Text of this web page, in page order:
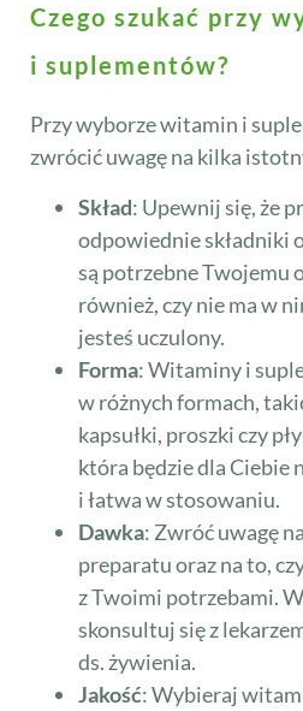
Czego szukać przy
i suplementów?
Przy wyborze witamin i
zwrócić uwagę na kilka
Skład: Upewnij się, że
odpowiednie składniki
są potrzebne Twojemu
również, czy nie ma w
jesteś uczulony.
Forma: Witaminy i
w różnych formach,
kapsułki, proszki czy
która będzie dla Ciebie
i łatwa w stosowaniu.
Dawka: Zwróć uwagę
preparatu oraz na to,
z Twoimi potrzebami.
skonsultuj się z
ds. żywienia.
Jakość: Wybieraj